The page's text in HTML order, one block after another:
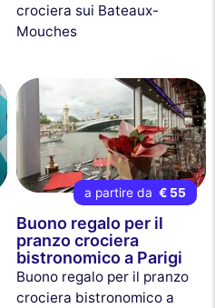
crociera sui Bateaux-
Mouches
a partire da € 55
Buono regalo per il
pranzo crociera
bistronomico a Parigi
Buono regalo per il pranzo
crociera bistronomico a